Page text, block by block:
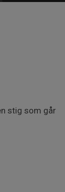
stig som går